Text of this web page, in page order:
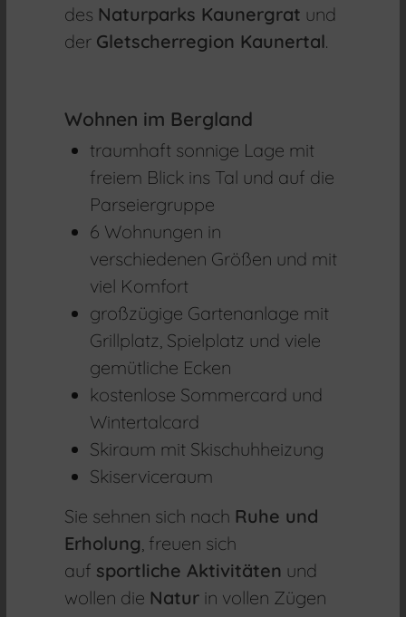
des Naturparks Kaunergrat und
der Gletscherregion Kaunertal.
Wohnen im Bergland
traumhaft sonnige Lage mit
freiem Blick ins Tal und auf die
Parseiergruppe
6 Wohnungen in
verschiedenen Größen und mit
viel Komfort
großzügige Gartenanlage mit
Grillplatz, Spielplatz und viele
gemütliche Ecken
kostenlose Sommercard und
Wintertalcard
Skiraum mit Skischuhheizung
Skiserviceraum
Sie sehnen sich nach Ruhe und
Erholung, freuen sich
auf sportliche Aktivitäten und
wollen die Naturin vollen Zügen